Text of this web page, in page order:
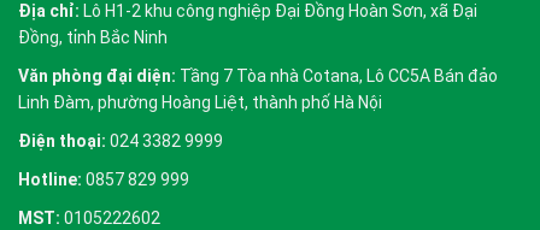
Địa chỉ: Lô H1-2 khu công nghiệp Đại Đồng Hoàn Sơn, xã Đại
Đồng, tỉnh Bắc Ninh
Văn phòng đại diện: Tầng 7 Tòa nhà Cotana, Lô CC5A Bán đảo
Linh Đàm, phường Hoàng Liệt, thành phố Hà Nội
Điện thoại: 024 3382 9999
Hotline: 0857 829 999
MST: 0105222602